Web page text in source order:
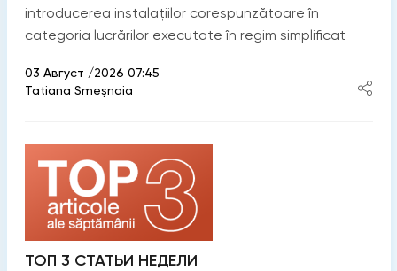
introducerea instalațiilor corespunzătoare în
categoria lucrărilor executate în regim simplificat
03 Август /2026 07:45
Tatiana Smeșnaia
ТОП 3 СТАТЬИ НЕДЕЛИ